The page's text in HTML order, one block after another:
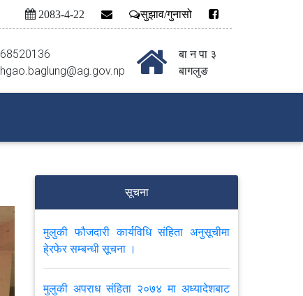
2083-4-22 सुझाव/गुनासो
68520136
hgao.baglung@ag.gov.np
बा न पा ३
बागलुङ
सूचना
मुलुकी फौजदारी कार्यविधि संहिता अनुसूचीमा
हे्रफेर सम्बन्धी सूचना ।
मुलुकी अपराध संहिता २०७४ मा अध्यादेशबाट